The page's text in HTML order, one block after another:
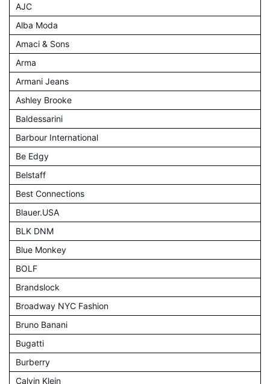
AJC
Alba Moda
Amaci & Sons
Arma
Armani Jeans
Ashley Brooke
Baldessarini
Barbour International
Be Edgy
Belstaff
Best Connections
Blauer.USA
BLK DNM
Blue Monkey
BOLF
Brandslock
Broadway NYC Fashion
Bruno Banani
Bugatti
Burberry
Calvin Klein